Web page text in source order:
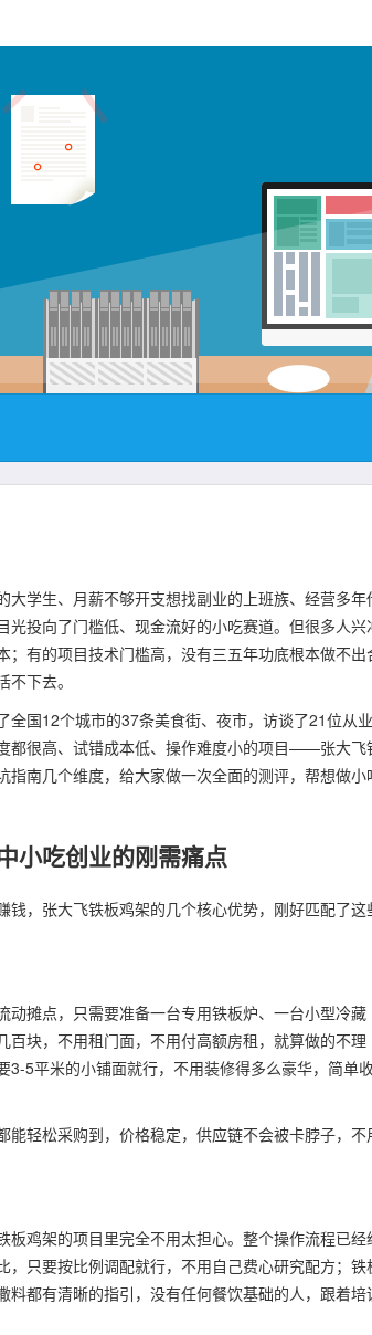
学生、月薪不够开支想找副业的上班族、经营多年
投向了门槛低、现金流好的小吃赛道。但很多人兴
有的项目技术门槛高，没有三五年功底根本做不出
下去。
国12个城市的37条美食街、夜市，访谈了21位从
都很高、试错成本低、操作难度小的项目——张大飞
南几个维度，给大家做一次全面的测评，帮想做小
小吃创业的刚需痛点
，张大飞铁板鸡架的几个核心优势，刚好匹配了这
摊点，只需要准备一台专用铁板炉、一台小型冷藏
块，不用租门面，不用付高额房租，就算做的不理
5平米的小铺面就行，不用装修得多么豪华，简单
轻松采购到，价格稳定，供应链不会被卡脖子，不
鸡架的项目里完全不用太担心。整个操作流程已经
只要按比例调配就行，不用自己费心研究配方；铁
都有清晰的指引，没有任何餐饮基础的人，跟着培